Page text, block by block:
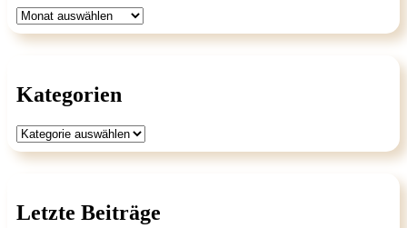
Archiv
Kategorien
Kategorien
Letzte Beiträge